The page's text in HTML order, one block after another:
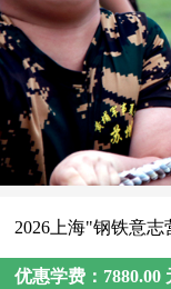
2026上海"钢铁意志
优惠学费：7880.00